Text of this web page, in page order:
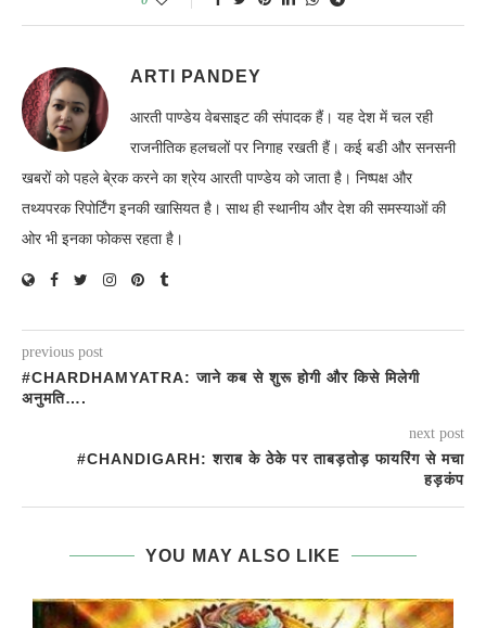
ARTI PANDEY
आरती पाण्डेय वेबसाइट की संपादक हैं। यह देश में चल रही
राजनीतिक हलचलों पर निगाह रखती हैं। कई बडी और सनसनी
खबरों को पहले बे्रक करने का श्रेय आरती पाण्डेय को जाता है। निष्पक्ष और
तथ्यपरक रिपोर्टिंग इनकी खासियत है। साथ ही स्थानीय और देश की समस्याओं की
ओर भी इनका फोकस रहता है।
previous post
#CHARDHAMYATRA: जाने कब से शुरू होगी और किसे मिलेगी
अनुमति….
next post
#CHANDIGARH: शराब के ठेके पर ताबड़तोड़ फायरिंग से मचा
हड़कंप
YOU MAY ALSO LIKE